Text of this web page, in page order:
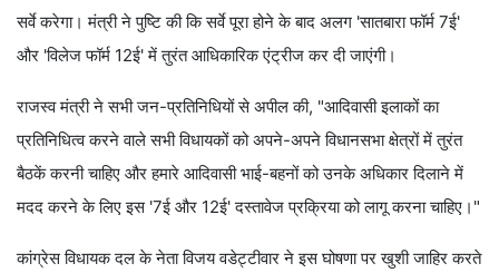
सर्वे करेगा। मंत्री ने पुष्टि की कि सर्वे पूरा होने के बाद अलग 'सातबारा फॉर्म 7ई'
और 'विलेज फॉर्म 12ई' में तुरंत आधिकारिक एंट्रीज कर दी जाएंगी।
राजस्व मंत्री ने सभी जन-प्रतिनिधियों से अपील की, "आदिवासी इलाकों का
प्रतिनिधित्व करने वाले सभी विधायकों को अपने-अपने विधानसभा क्षेत्रों में तुरंत
बैठकें करनी चाहिए और हमारे आदिवासी भाई-बहनों को उनके अधिकार दिलाने में
मदद करने के लिए इस '7ई और 12ई' दस्तावेज प्रक्रिया को लागू करना चाहिए।"
कांग्रेस विधायक दल के नेता विजय वडेट्टीवार ने इस घोषणा पर खुशी जाहिर करते